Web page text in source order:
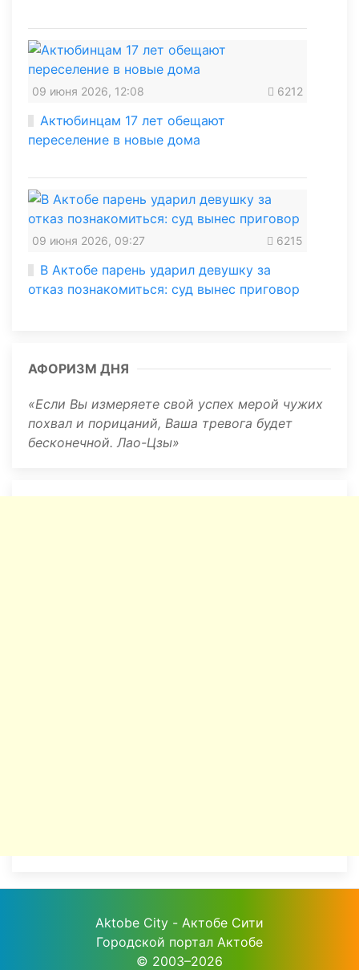
09 июня 2026, 12:08 6212
Актюбинцам 17 лет обещают
переселение в новые дома
09 июня 2026, 09:27 6215
В Актобе парень ударил девушку за
отказ познакомиться: суд вынес приговор
АФОРИЗМ ДНЯ
Если Вы измеряете свой успех мерой чужих
похвал и порицаний, Ваша тревога будет
бесконечной. Лао-Цзы
Aktobe City - Актобе Сити
Городской портал Актобе
© 2003–2026